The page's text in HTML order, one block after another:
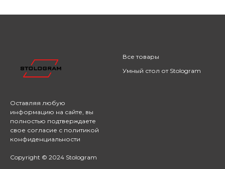
Оставляя любую
информацию на сайте, вы
полностью подтверждаете
свое согласие с политикой
конфиденциальности
Copyright © 2024 Stologram
Все товары
Умный стол от Stologram